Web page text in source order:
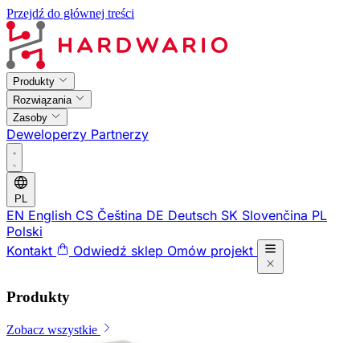
Przejdź do głównej treści
Produkty
Rozwiązania
Zasoby
Deweloperzy Partnerzy
PL
EN English CS Čeština DE Deutsch SK Slovenčina PL
Polski
Kontakt
Odwiedź sklep Omów projekt
Produkty
Zobacz wszystkie